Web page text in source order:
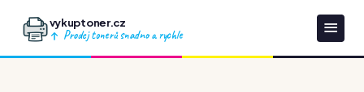
vykuptoner.cz
Prodej tonerů snadno a rychle